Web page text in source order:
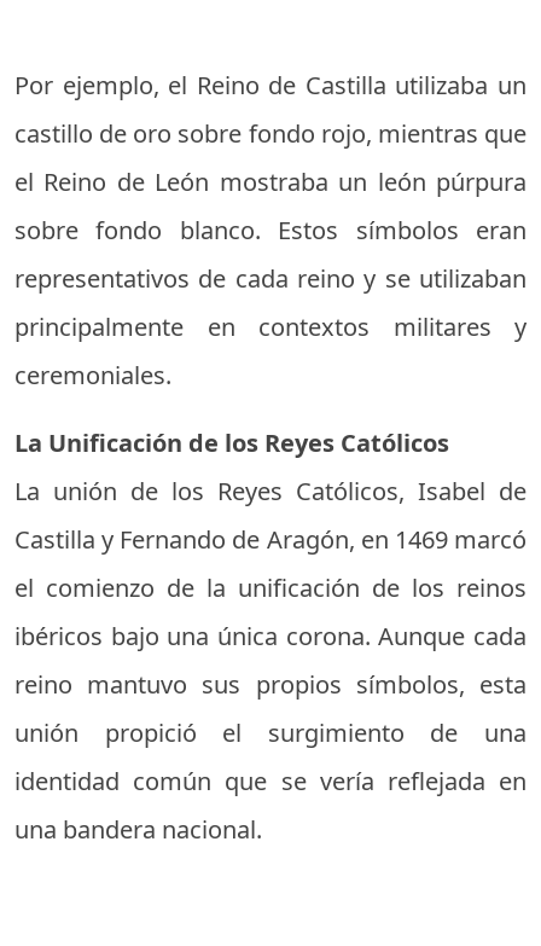
Por ejemplo, el Reino de Castilla utilizaba un
castillo de oro sobre fondo rojo, mientras que
el Reino de León mostraba un león púrpura
sobre fondo blanco. Estos símbolos eran
representativos de cada reino y se utilizaban
principalmente en contextos militares y
ceremoniales.
La Unificación de los Reyes Católicos
La unión de los Reyes Católicos, Isabel de
Castilla y Fernando de Aragón, en 1469 marcó
el comienzo de la unificación de los reinos
ibéricos bajo una única corona. Aunque cada
reino mantuvo sus propios símbolos, esta
unión propició el surgimiento de una
identidad común que se vería reflejada en
una bandera nacional.